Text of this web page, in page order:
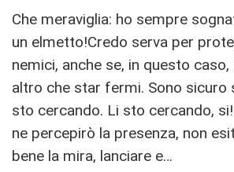
Che meraviglia: ho sempre
un elmetto!Credo serva per
nemici, anche se, in questo
altro che star fermi. Sono sicuro
sto cercando. Li sto cercando,
ne percepirò la presenza, non
bene la mira, lanciare e…